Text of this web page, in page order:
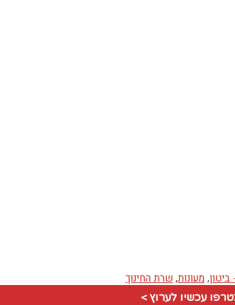
, מעונות, שרת החינוך
עכשיו לערוץ >